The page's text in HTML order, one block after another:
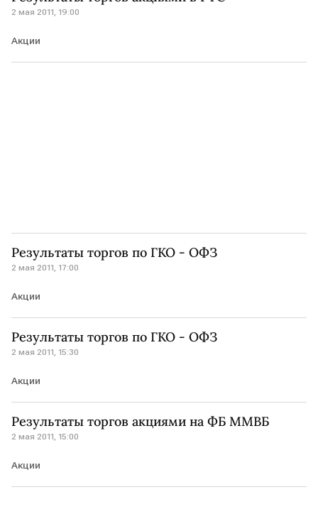
2 мая 2011, 19:00
Акции
Результаты торгов по ГКО - ОФЗ
2 мая 2011, 17:00
Акции
Результаты торгов по ГКО - ОФЗ
2 мая 2011, 15:30
Акции
Результаты торгов акциями на ФБ ММВБ
2 мая 2011, 15:00
Акции